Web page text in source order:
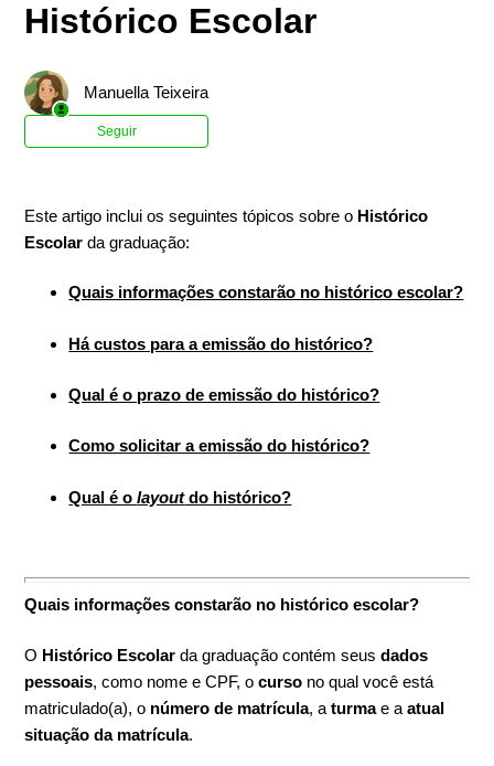
Histórico Escolar
Manuella Teixeira
Seguir
Este artigo inclui os seguintes tópicos sobre o Histórico
Escolar da graduação:
Quais informações constarão no histórico escolar?
Há custos para a emissão do histórico?
Qual é o prazo de emissão do histórico?
Como solicitar a emissão do histórico?
Qual é olayoutdo histórico?
Quais informações constarão no histórico escolar?
O Histórico Escolar da graduação contém seusdados
pessoais, como nome e CPF, ocurso no qual você está
matriculado(a), o número de matrícula, aturmae aatual
situação da matrícula.